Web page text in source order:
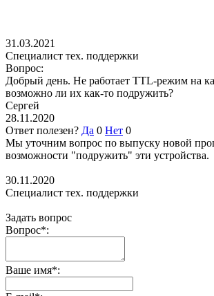
31.03.2021
Специалист тех. поддержки
Вопрос:
Добрый день. Не работает TTL-режим на
возможно ли их как-то подружить?
Сергей
28.11.2020
Ответ полезен? Да 0 Нет 0
Мы уточним вопрос по выпуску новой
возможности "подружить" эти устройства.
30.11.2020
Специалист тех. поддержки
Задать вопрос
Вопрос*:
Ваше имя*: